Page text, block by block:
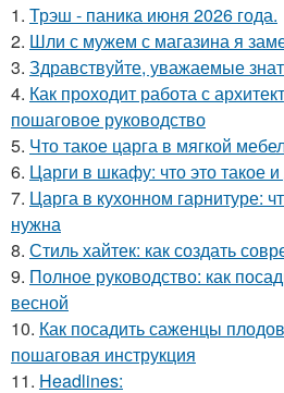
1. Трэш - паника июня 2026 года.
2. Шли с мужем с магазина я
3. Здравствуйте, уважаемые
4. Как проходит работа с
пошаговое руководство
5. Что такое царга в мягкой
6. Царги в шкафу: что это такое
7. Царга в кухонном гарнитуре:
нужна
8. Стиль хайтек: как создать
9. Полное руководство: как
весной
10. Как посадить саженцы
пошаговая инструкция
11. Headlines: